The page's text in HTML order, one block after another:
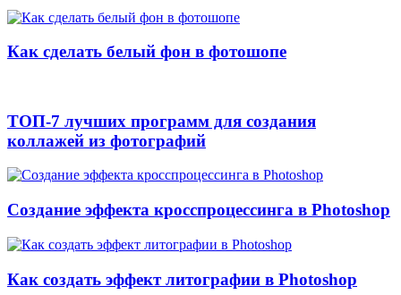
Как сделать белый фон в фотошопе
ТОП-7 лучших программ для создания
коллажей из фотографий
Создание эффекта кросспроцессинга в Photoshop
Как создать эффект литографии в Photoshop